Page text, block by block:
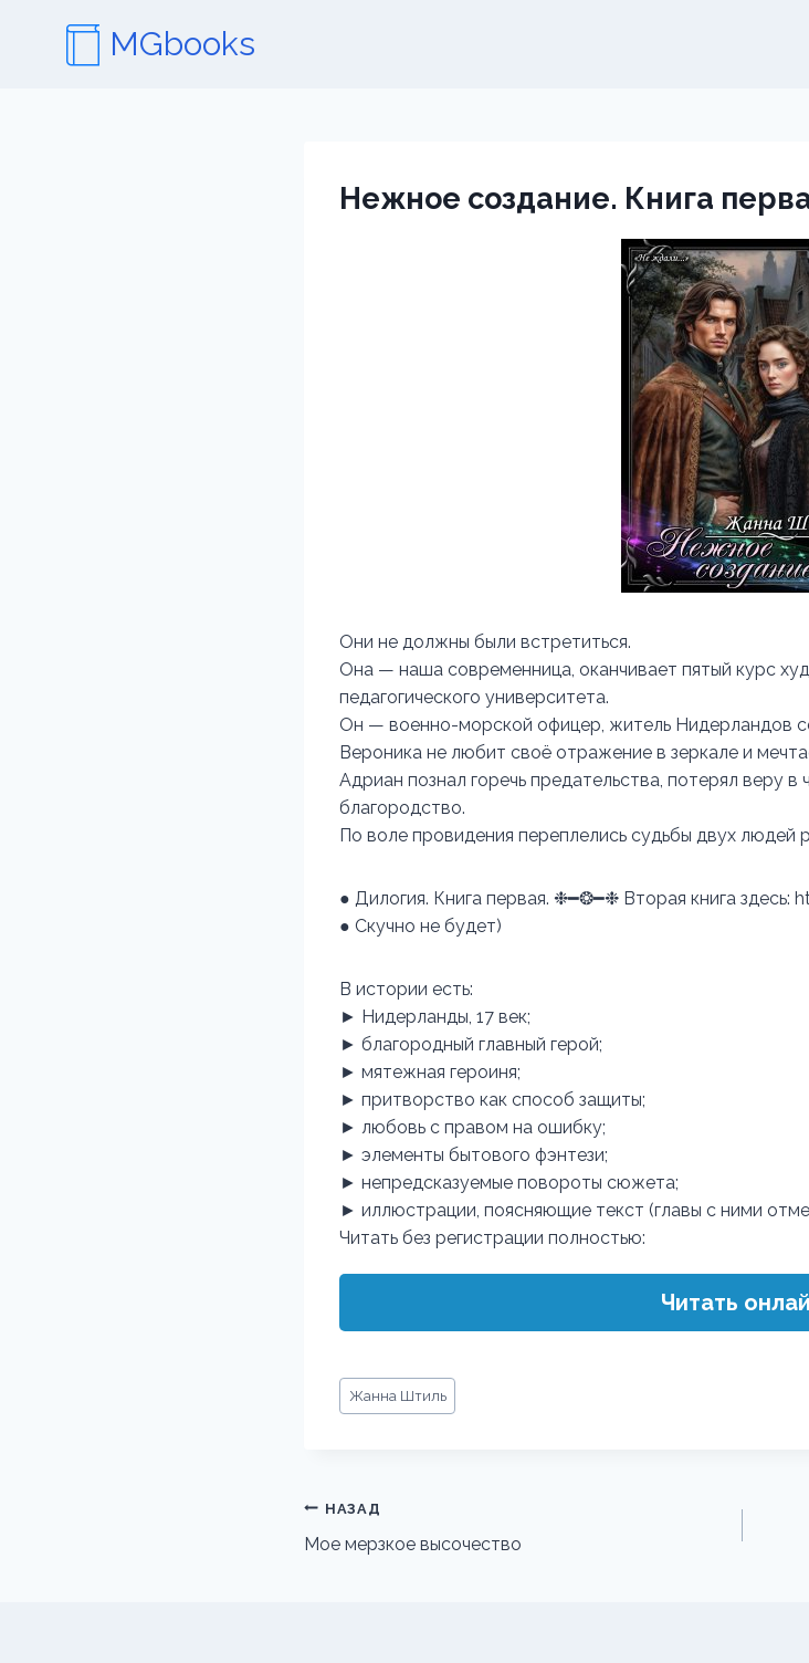
содержимому
MGbooks
Нежное создание. Книга
Они не должны были встретиться.
Она — наша современница, оканчивает пятый курс
педагогического университета.
Он — военно-морской офицер, житель Нидерландов
Вероника не любит своё отражение в зеркале и
Адриан познал горечь предательства, потерял веру
благородство.
По воле провидения переплелись судьбы двух людей
● Дилогия. Книга первая. ❉━❂━❉ Вторая книга
● Скучно не будет)
В истории есть:
► Нидерланды, 17 век;
► благородный главный герой;
► мятежная героиня;
► притворство как способ защиты;
► любовь с правом на ошибку;
► элементы бытового фэнтези;
► непредсказуемые повороты сюжета;
► иллюстрации, поясняющие текст (главы с ними
Читать без регистрации полностью:
Читать
Метки
записи:
Жанна Штиль
Навигация
по
НАЗАД
Мое мерзкое высочество